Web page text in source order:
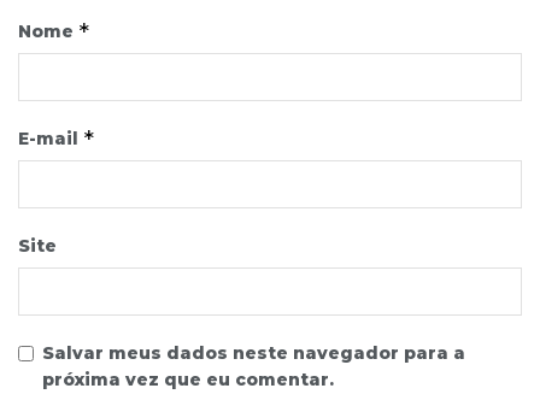
Nome *
E-mail *
Site
Salvar meus dados neste navegador para a
próxima vez que eu comentar.